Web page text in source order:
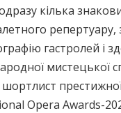
кілька
репертуару,
гастролей і
мистецької
Opera Awards-